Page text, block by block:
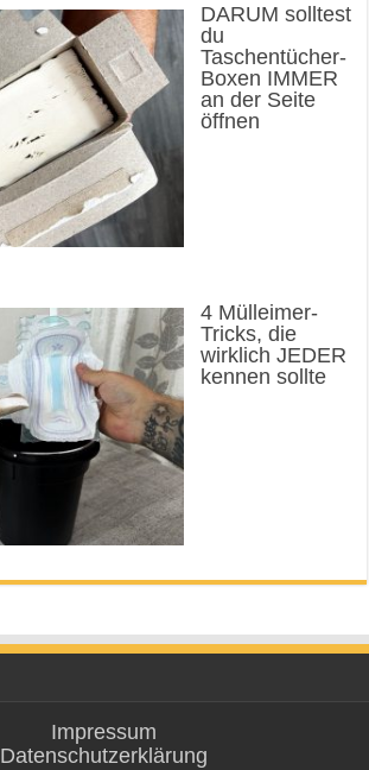
DARUM solltest
du
Taschentücher-
Boxen IMMER
an der Seite
öffnen
4 Mülleimer-
Tricks, die
wirklich JEDER
kennen sollte
Impressum
Datenschutzerklärung